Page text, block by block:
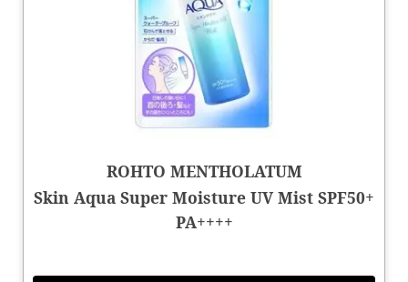
ROHTO MENTHOLATUM
Skin Aqua Super Moisture UV Mist SPF50+
PA++++